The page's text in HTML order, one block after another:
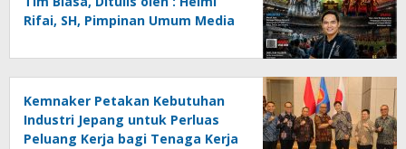
Rifai, SH, Pimpinan Umum Media
Kemnaker Petakan Kebutuhan
Industri Jepang untuk Perluas
Peluang Kerja bagi Tenaga Kerja